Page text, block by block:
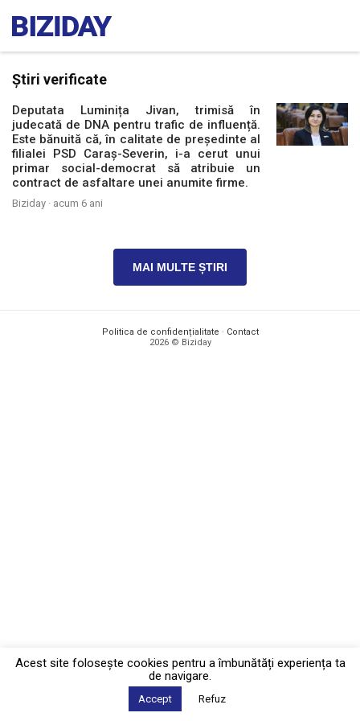
Știri verificate
Deputata Luminița Jivan, trimisă în
judecată de DNA pentru trafic de influență.
Este bănuită că, în calitate de președinte al
filialei PSD Caraș-Severin, i-a cerut unui
primar social-democrat să atribuie un
contract de asfaltare unei anumite firme.
Biziday · acum 6 ani
MAI MULTE ȘTIRI
Politica de confidențialitate · Contact
2026 © Biziday
Acest site foloseşte cookies pentru a îmbunătăți experiența ta
de navigare.
Accept Refuz